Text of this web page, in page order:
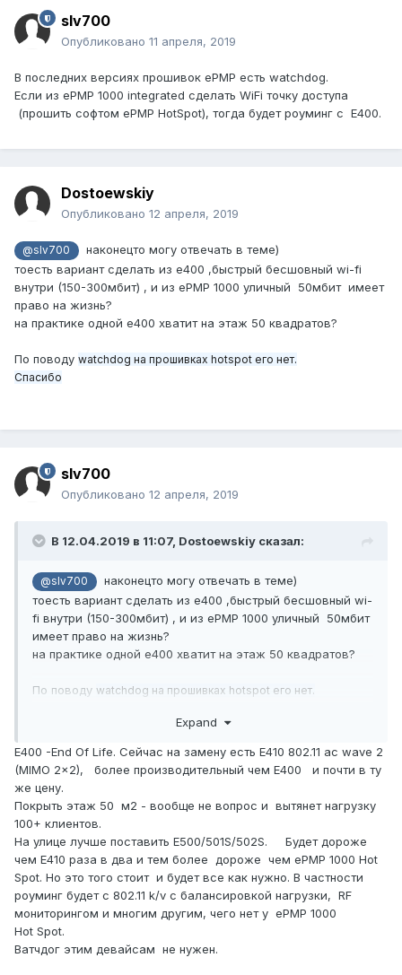
slv700
Опубликовано 11 апреля, 2019
В последних версиях прошивок ePMP есть watchdog.
Если из ePMP 1000 integrated сделать WiFi точку доступа
(прошить софтом ePMP HotSpot), тогда будет роуминг с E400.
Dostoewskiy
Опубликовано 12 апреля, 2019
@slv700
наконецто могу отвечать в теме)
тоесть вариант сделать из e400 ,быстрый бесшовный wi-fi
внутри (150-300мбит) , и из ePMP 1000 уличный 50мбит имеет
право на жизнь?
на практике одной e400 хватит на этаж 50 квадратов?
По поводу watchdog на прошивках hotspot его нет.
Спасибо
slv700
Опубликовано 12 апреля, 2019
В 12.04.2019 в 11:07, Dostoewskiy сказал:
@slv700
наконецто могу отвечать в теме)
тоесть вариант сделать из e400 ,быстрый бесшовный wi-
fi внутри (150-300мбит) , и из ePMP 1000 уличный 50мбит
имеет право на жизнь?
на практике одной e400 хватит на этаж 50 квадратов?
По поводу watchdog на прошивках hotspot его нет.
Expand
E400 -End Of Life. Сейчас на замену есть E410 802.11 ac wave 2
(MIMO 2x2), более производительный чем E400 и почти в ту
же цену.
Покрыть этаж 50 м2 - вообще не вопрос и вытянет нагрузку
100+ клиентов.
На улице лучше поставить E500/501S/502S. Будет дороже
чем E410 раза в два и тем более дороже чем ePMP 1000 Hot
Spot. Но это того стоит и будет все как нужно. В частности
роуминг будет с 802.11 k/v с балансировкой нагрузки, RF
мониторингом и многим другим, чего нет у ePMP 1000
Hot Spot.
Ватчдог этим девайсам не нужен.